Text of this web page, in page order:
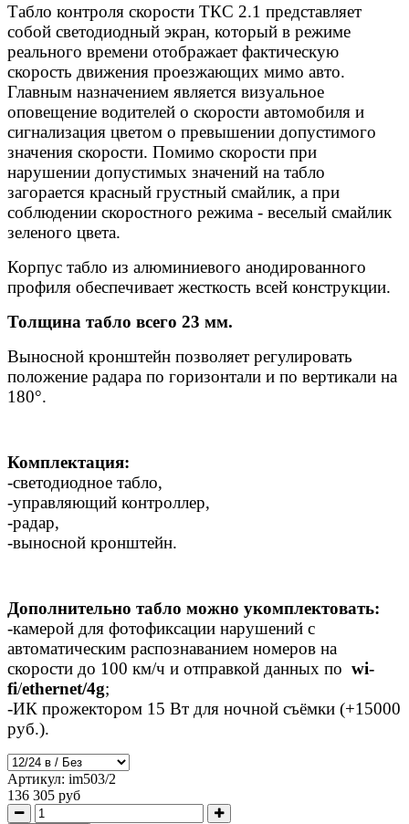
Табло контроля скорости ТКС 2.1 представляет
собой светодиодный экран, который в режиме
реального времени отображает фактическую
скорость движения проезжающих мимо авто.
Главным назначением является визуальное
оповещение водителей о скорости автомобиля и
сигнализация цветом о превышении допустимого
значения скорости. Помимо скорости при
нарушении допустимых значений на табло
загорается красный грустный смайлик, а при
соблюдении скоростного режима - веселый смайлик
зеленого цвета.
Корпус табло из алюминиевого анодированного
профиля обеспечивает жесткость всей конструкции.
Толщина табло всего 23 мм.
Выносной кронштейн позволяет регулировать
положение радара по горизонтали и по вертикали на
180°.
Комплектация:
-светодиодное табло,
-управляющий контроллер,
-радар,
-выносной кронштейн.
Дополнительно табло можно укомплектовать:
-камерой для фотофиксации нарушений с
автоматическим распознаванием номеров на
скорости до 100 км/ч и отправкой данных по wi-
fi/ethernet/4g;
-ИК прожектором 15 Вт для ночной съёмки (+15000
руб.).
Артикул: im503/2
136 305 руб